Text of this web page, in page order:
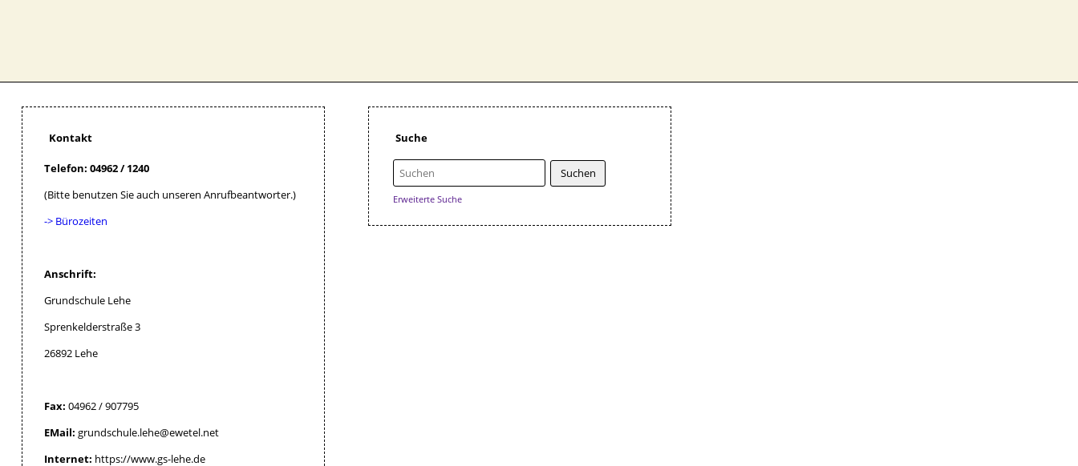
Kontakt
Telefon: 04962 / 1240
(Bitte benutzen Sie auch unseren Anrufbeantworter.)
-> Bürozeiten
Anschrift:
Grundschule Lehe
Sprenkelderstraße 3
26892 Lehe
Fax: 04962 / 907795
EMail: grundschule.lehe@ewetel.net
Internet: https://www.gs-lehe.de
Suche
Erweiterte Suche